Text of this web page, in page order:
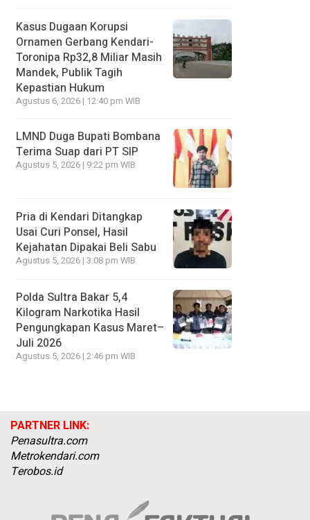
Kasus Dugaan Korupsi
Ornamen Gerbang Kendari-
Toronipa Rp32,8 Miliar Masih
Mandek, Publik Tagih
Kepastian Hukum
Agustus 6, 2026 | 12:40 pm WIB
LMND Duga Bupati Bombana
Terima Suap dari PT SIP
Agustus 5, 2026 | 9:22 pm WIB
Pria di Kendari Ditangkap
Usai Curi Ponsel, Hasil
Kejahatan Dipakai Beli Sabu
Agustus 5, 2026 | 3:08 pm WIB
Polda Sultra Bakar 5,4
Kilogram Narkotika Hasil
Pengungkapan Kasus Maret–
Juli 2026
Agustus 5, 2026 | 2:46 pm WIB
PARTNER LINK:
Penasultra.com
Metrokendari.com
Terobos.id